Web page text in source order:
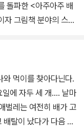
돌파한 <아주아주 배
그림책 분야의 스테
는다.
요일부터 금요일까지
장해 나간다. 토요일에
탈이 나지만, 일요일
와 먹이를 찾아다닌다.
일에 자두 세 개…. 날마
벌레는 여전히 배가 고
탈이 났다가 다음 날